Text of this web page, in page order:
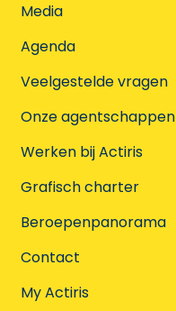
Media
Agenda
Veelgestelde vragen
Onze agentschappen
Werken bij Actiris
Grafisch charter
Beroepenpanorama
Contact
My Actiris